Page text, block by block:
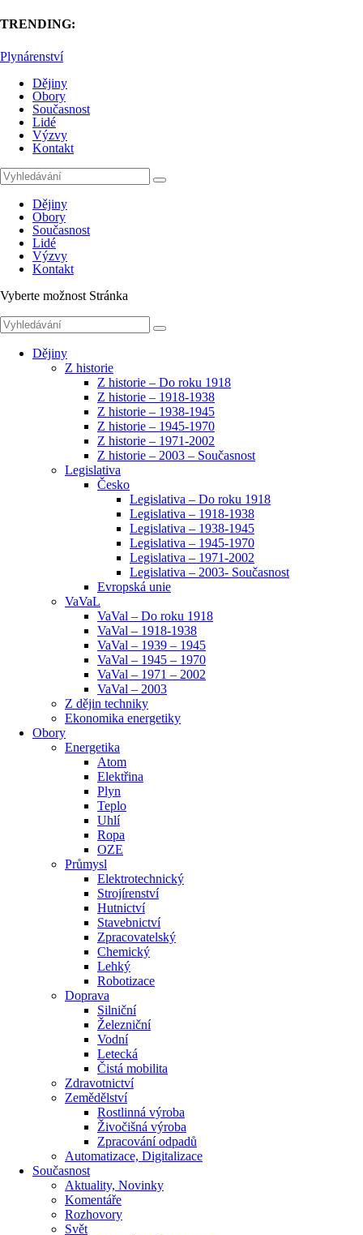
TRENDING:
Plynárenství
Dějiny
Obory
Současnost
Lidé
Výzvy
Kontakt
Dějiny
Obory
Současnost
Lidé
Výzvy
Kontakt
Vyberte možnost Stránka
Dějiny
Z historie
Z historie – Do roku 1918
Z historie – 1918-1938
Z historie – 1938-1945
Z historie – 1945-1970
Z historie – 1971-2002
Z historie – 2003 – Současnost
Legislativa
Česko
Legislativa – Do roku 1918
Legislativa – 1918-1938
Legislativa – 1938-1945
Legislativa – 1945-1970
Legislativa – 1971-2002
Legislativa – 2003- Současnost
Evropská unie
VaVaL
VaVal – Do roku 1918
VaVal – 1918-1938
VaVal – 1939 – 1945
VaVal – 1945 – 1970
VaVal – 1971 – 2002
VaVal – 2003
Z dějin techniky
Ekonomika energetiky
Obory
Energetika
Atom
Elektřina
Plyn
Teplo
Uhlí
Ropa
OZE
Průmysl
Elektrotechnický
Strojírenství
Hutnictví
Stavebnictví
Zpracovatelský
Chemický
Lehký
Robotizace
Doprava
Silniční
Železniční
Vodní
Letecká
Čistá mobilita
Zdravotnictví
Zemědělství
Rostlinná výroba
Živočišná výroba
Zpracování odpadů
Automatizace, Digitalizace
Současnost
Aktuality, Novinky
Komentáře
Rozhovory
Svět